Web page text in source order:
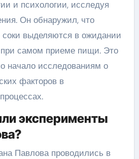
и психологии, исследуя
Он обнаружил, что
выделяются в ожидании
самом приеме пищи. Это
начало исследованиям о
факторов в
эксперименты
Павлова проводились в